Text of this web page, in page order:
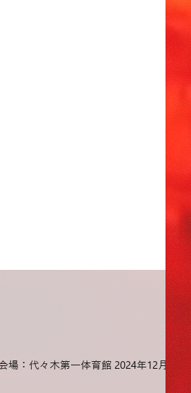
会場：代々⽊第⼀体育館 2024年12⽉14